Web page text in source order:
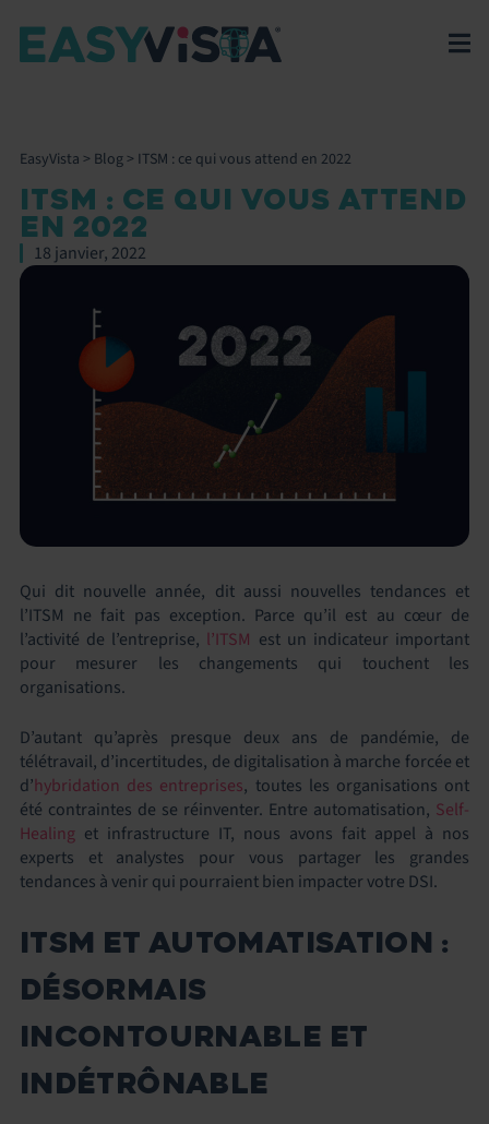
EasyVista > Blog> ITSM : ce qui vous attend en 2022
ITSM : CE QUI VOUS ATTEND
EN 2022
18 janvier, 2022
Qui dit nouvelle année, dit aussi nouvelles tendances et
l’ITSM ne fait pas exception. Parce qu’il est au cœur de
l’activité de l’entreprise, l’ITSM est un indicateur important
pour mesurer les changements qui touchent les
organisations.
D’autant qu’après presque deux ans de pandémie, de
télétravail, d’incertitudes, de digitalisation à marche forcée et
d’hybridation des entreprises, toutes les organisations ont
été contraintes de se réinventer. Entre automatisation, Self-
Healing et infrastructure IT, nous avons fait appel à nos
experts et analystes pour vous partager les grandes
tendances à venir qui pourraient bien impacter votre DSI.
ITSM ET AUTOMATISATION :
DÉSORMAIS
INCONTOURNABLE ET
INDÉTRÔNABLE